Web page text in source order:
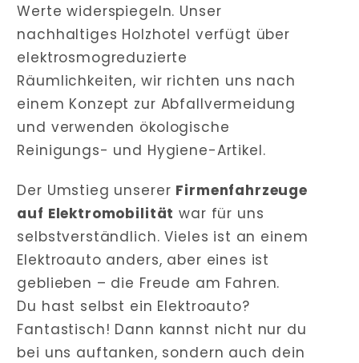
Werte widerspiegeln. Unser
nachhaltiges Holzhotel verfügt über
elektrosmogreduzierte
Räumlichkeiten, wir richten uns nach
einem Konzept zur Abfallvermeidung
und verwenden ökologische
Reinigungs- und Hygiene-Artikel.
Der Umstieg unserer Firmenfahrzeuge
auf Elektromobilität war für uns
selbstverständlich. Vieles ist an einem
Elektroauto anders, aber eines ist
geblieben – die Freude am Fahren.
Du hast selbst ein Elektroauto?
Fantastisch! Dann kannst nicht nur du
bei uns auftanken, sondern auch dein